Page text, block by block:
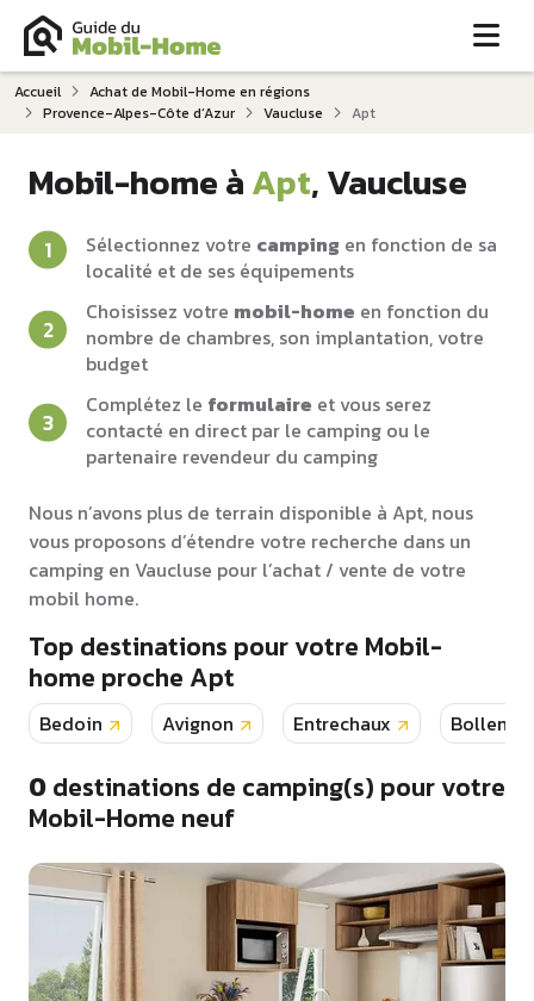
Accueil
Achat de Mobil-Home en régions
Provence-Alpes-Côte d‘Azur
Vaucluse Apt
Mobil-home àApt, Vaucluse
Sélectionnez votre camping en fonction de sa
localité et de ses équipements
Choisissez votre mobil-home en fonction du
nombre de chambres, son implantation, votre
budget
Complétez le formulaire et vous serez
contacté en direct par le camping ou le
partenaire revendeur du camping
Nous n’avons plus de terrain disponible à Apt, nous
vous proposons d’étendre votre recherche dans un
camping en Vaucluse pour l’achat / vente de votre
mobil home.
Top destinations pour votre Mobil-
home proche Apt
Bedoin Avignon Entrechaux Bollene
0destinations de camping(s) pour votre
Mobil-Home neuf